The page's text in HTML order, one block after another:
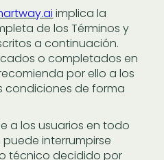
implica la
de los Términos y
a continuación.
o completados en
por ello a los
condiciones de forma
a los usuarios en todo
interrumpirse
técnico decidido por